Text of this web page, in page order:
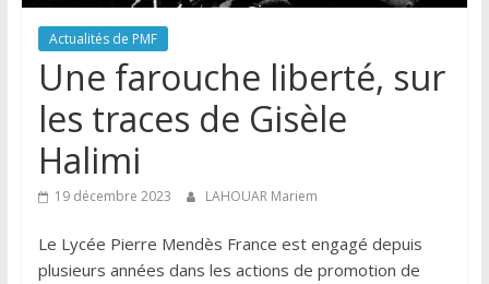
Actualités de PMF
Une farouche liberté, sur
les traces de Gisèle
Halimi
19 décembre 2023 LAHOUAR Mariem
Le Lycée Pierre Mendès France est engagé depuis
plusieurs années dans les actions de promotion de